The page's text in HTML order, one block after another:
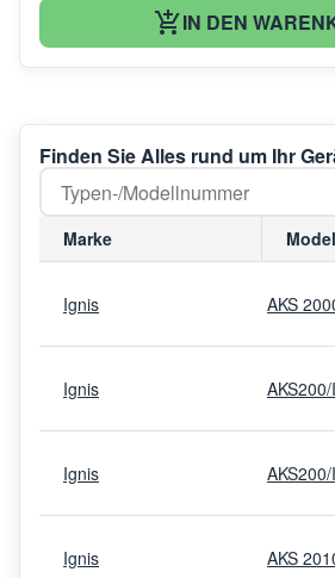
IN DEN
Finden Sie Alles rund um Ihr
Marke
Ignis AKS
Ignis
Ignis AKS200/
Ignis AKS